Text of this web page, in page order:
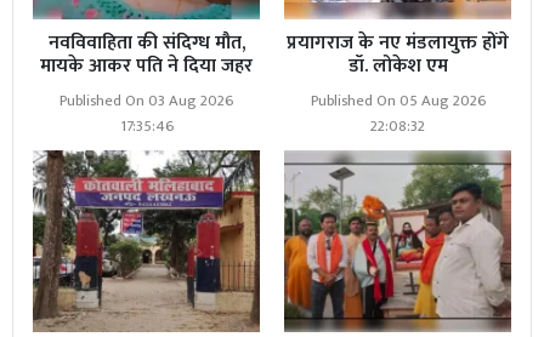
नवविवाहिता की संदिग्ध मौत,
मायके आकर पति ने दिया जहर
Published On 03 Aug 2026
17:35:46
प्रयागराज के नए मंडलायुक्त होंगे
डॉ. लोकेश एम
Published On 05 Aug 2026
22:08:32